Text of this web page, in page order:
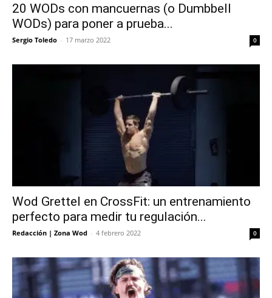
20 WODs con mancuernas (o Dumbbell
WODs) para poner a prueba...
Sergio Toledo - 17 marzo 2022 0
Wod Grettel en CrossFit: un entrenamiento
perfecto para medir tu regulación...
Redacción | Zona Wod - 4 febrero 2022 0